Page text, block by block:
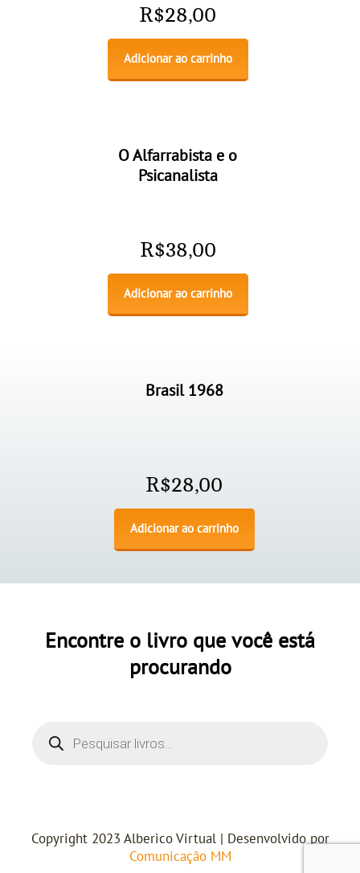
R$28,00
Adicionar ao carrinho
O Alfarrabista e o
Psicanalista
R$38,00
Adicionar ao carrinho
Brasil 1968
R$28,00
Adicionar ao carrinho
Encontre o livro que você está
procurando
Copyright 2023 Alberico Virtual | Desenvolvido por
Comunicação MM